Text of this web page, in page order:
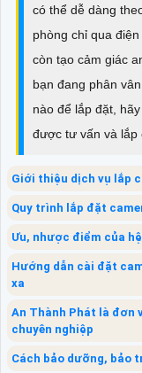
có thể dễ dàng
phòng chỉ qua
còn tạo cảm giác
bạn đang phân
nào để lắp đặt,
được tư vấn và lắp
Giới thiệu dịch vụ lắp
Quy trình lắp đặt
Ưu, nhược điểm của
Hướng dẫn cài đặt
xa
An Thành Phát là đơn
chuyên nghiệp
Cách bảo dưỡng, bảo